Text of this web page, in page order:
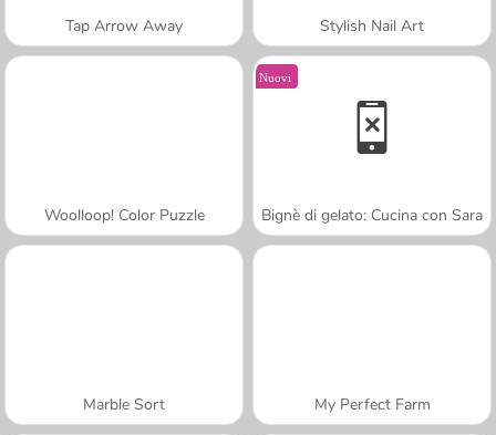
Tap Arrow Away Stylish Nail Art
Woolloop! Color Puzzle
Nuovi
Bignè di gelato: Cucina con Sara
Marble Sort My Perfect Farm